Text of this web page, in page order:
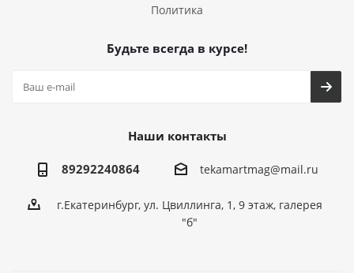
Политика
Будьте всегда в курсе!
Наши контакты
89292240864 tekamartmag@mail.ru
г.Екатеринбург, ул. Цвиллинга, 1, 9 этаж, галерея
"б"